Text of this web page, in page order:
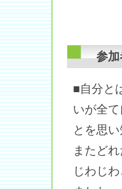
参加
■自分と
いが全
とを思い
またど
じわじ